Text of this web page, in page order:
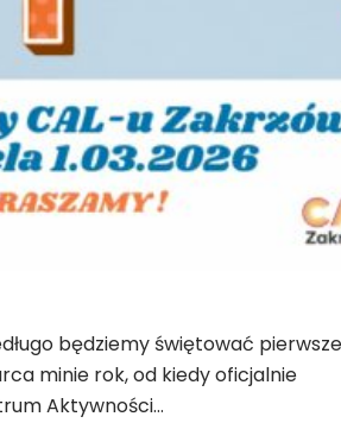
będziemy świętować pierwsze
minie rok, od kiedy oficjalnie
Aktywności…